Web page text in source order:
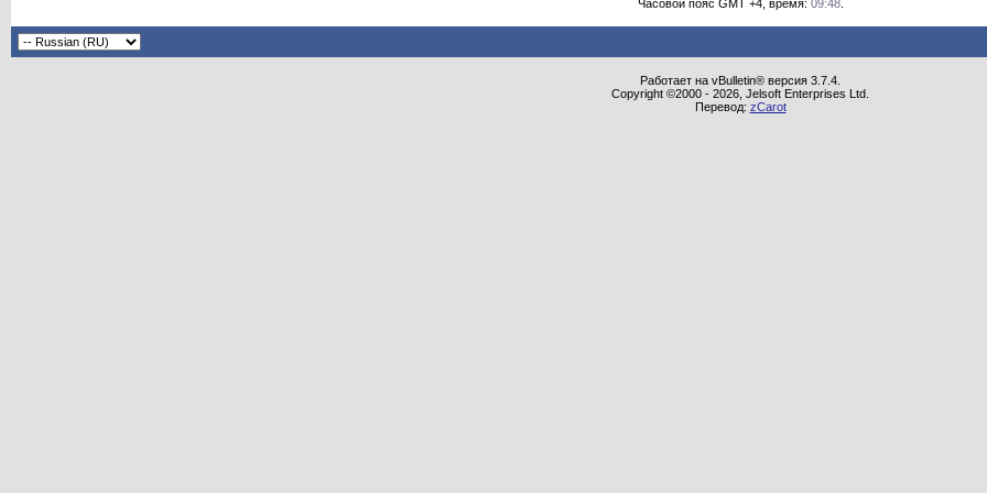
Часовой пояс GMT +4, время: 09:48.
Работает на vBulletin® версия 3.7.4.
Copyright ©2000 - 2026, Jelsoft Enterprises Ltd.
Перевод: zCarot